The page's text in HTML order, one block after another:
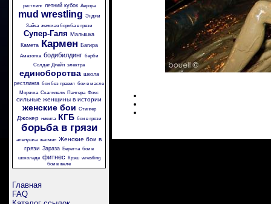
рестлинг летний кубок Аврора
mud wrestling Энджи
Зайка женская борьба в грязи
Супер-Галя Малышка
Камета Кармен Багира
Амазонка бодибилдинг барби
Солдат Джейн электра
единоборства школа
рестлинга бои без правил бои в масле
Морячка Скальпель Пантера Фокс
сильные женщины в истории
женские бои Стингер
Джокер никита КГБ бои в грязи
борьба в грязи
аленушка жасмин Женские бои в
грязи Зараза Беретта бои в
шоколаде фитнес Крэш wrestling
бои в желе
Главная
FAQ